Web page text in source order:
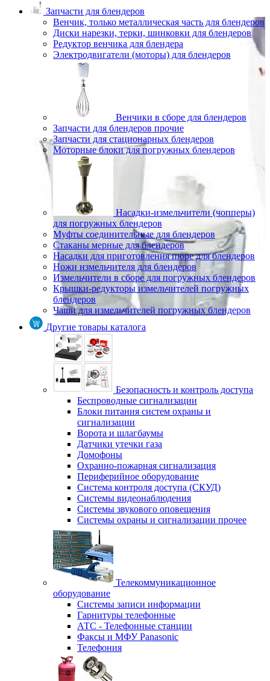
Запчасти для блендеров
Венчик, только металлическая часть для блендеров
Диски нарезки, терки, шинковки для блендеров
Редуктор венчика для блендера
Электродвигатели (моторы) для блендеров
Венчики в сборе для блендеров
Запчасти для блендеров прочие
Запчасти для стационарных блендеров
Моторные блоки для погружных блендеров
Насадки-измельчители (чопперы)
для погружных блендеров
Муфты соединительные для блендеров
Стаканы мерные для блендеров
Насадки для приготовления пюре для блендеров
Ножи измельчителя для блендеров
Измельчители в сборе для погружных блендеров
Крышки-редукторы измельчителей погружных
блендеров
Чаши для измельчителей погружных блендеров
Другие товары каталога
Безопасность и контроль доступа
Беспроводные сигнализации
Блоки питания систем охраны и
сигнализации
Ворота и шлагбаумы
Датчики утечки газа
Домофоны
Охранно-пожарная сигнализация
Периферийное оборудование
Система контроля доступа (СКУД)
Системы видеонаблюдения
Системы звукового оповещения
Системы охраны и сигнализации прочее
Телекоммуникационное
оборудование
Системы записи информации
Гарнитуры телефонные
АТС - Телефонные станции
Факсы и МФУ Panasonic
Телефония